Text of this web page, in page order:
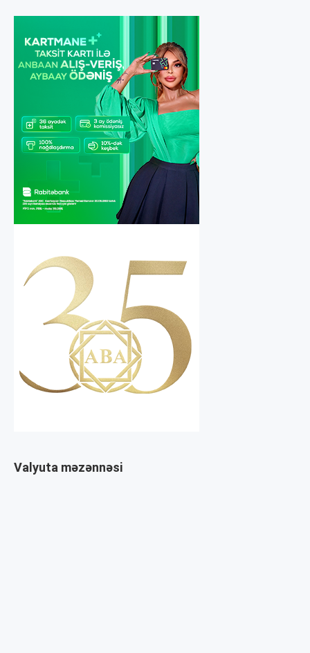
Valyuta məzənnəsi